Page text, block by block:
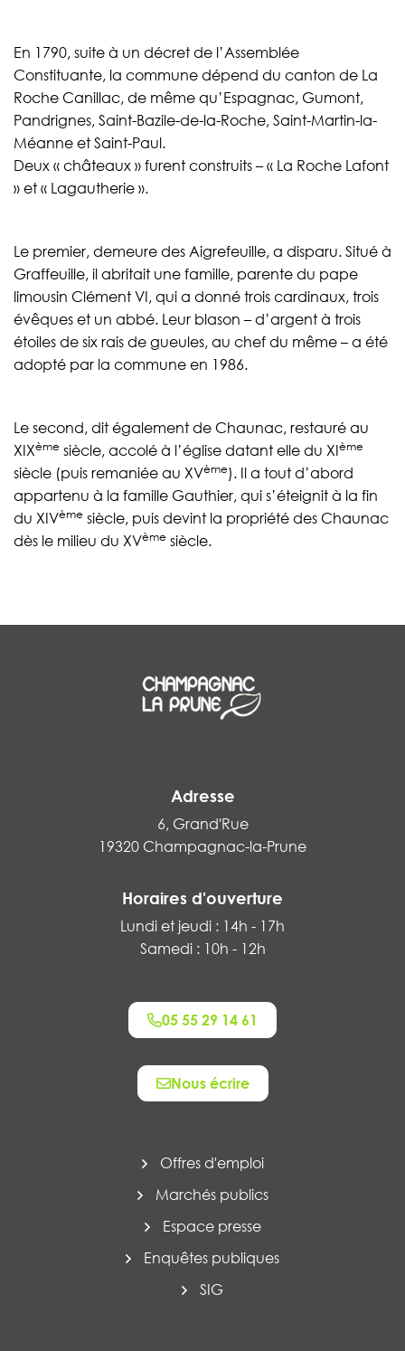
En 1790, suite à un décret de l’Assemblée
Constituante, la commune dépend du canton de La
Roche Canillac, de même qu’Espagnac, Gumont,
Pandrignes, Saint-Bazile-de-la-Roche, Saint-Martin-la-
Méanne et Saint-Paul.
Deux « châteaux » furent construits – « La Roche Lafont
» et « Lagautherie ».
Le premier, demeure des Aigrefeuille, a disparu. Situé à
Graffeuille, il abritait une famille, parente du pape
limousin Clément VI, qui a donné trois cardinaux, trois
évêques et un abbé. Leur blason – d’argent à trois
étoiles de six rais de gueules, au chef du même – a été
adopté par la commune en 1986.
Le second, dit également de Chaunac, restauré au
XIXème siècle, accolé à l’église datant elle du XIème
siècle (puis remaniée au XVème). Il a tout d’abord
appartenu à la famille Gauthier, qui s’éteignit à la fin
du XIVème siècle, puis devint la propriété des Chaunac
dès le milieu du XVème siècle.
Adresse
6, Grand'Rue
19320 Champagnac-la-Prune
Horaires d'ouverture
Lundi et jeudi : 14h - 17h
Samedi : 10h - 12h
05 55 29 14 61
Nous écrire
Offres d'emploi
Marchés publics
Espace presse
Enquêtes publiques
SIG